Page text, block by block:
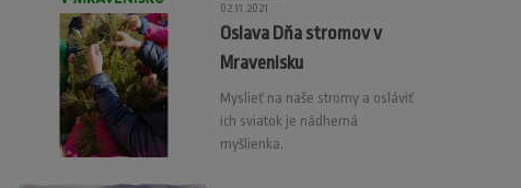
02.11.2021
Oslava Dňa stromov v
Mravenisku
Myslieť na naše stromy a osláviť
ich sviatok je nádherná
myšlienka.